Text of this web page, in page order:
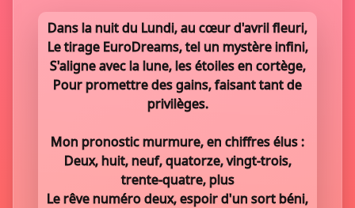
Dans la nuit du Lundi, au cœur d'avril fleuri,
Le tirage EuroDreams, tel un mystère infini,
S'aligne avec la lune, les étoiles en cortège,
Pour promettre des gains, faisant tant de
privilèges.
Mon pronostic murmure, en chiffres élus :
Deux, huit, neuf, quatorze, vingt-trois,
trente-quatre, plus
Le rêve numéro deux, espoir d'un sort béni,